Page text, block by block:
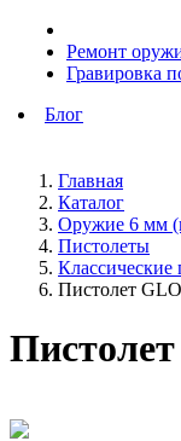
Ремонт
Гравировка
Блог
Главная
Каталог
Оружие 6 мм
Пистолеты
Классические
Пистолет